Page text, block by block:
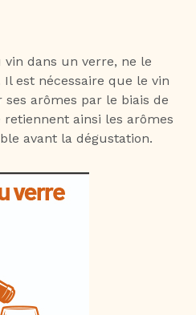
dans un verre, ne le
Il est nécessaire que le vin
ses arômes par le biais de
retiennent ainsi les arômes
avant la dégustation.